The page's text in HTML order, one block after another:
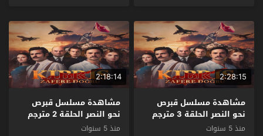
2:28:15
مشاهدة مسلسل قبرص
نحو النصر الحلقة 3 مترجم
منذ 5 سنوات
2:18:14
مشاهدة مسلسل قبرص
نحو النصر الحلقة 2 مترجم
منذ 5 سنوات